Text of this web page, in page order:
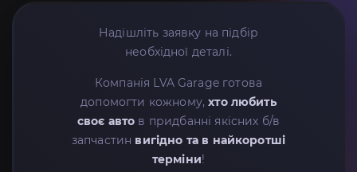
Надішліть заявку на підбір
необхідної деталі.
Компанія LVA Garage готова
допомогти кожному,хто любить
своє авто в придбанні якісних б/в
запчастин вигідно та в найкоротші
терміни!